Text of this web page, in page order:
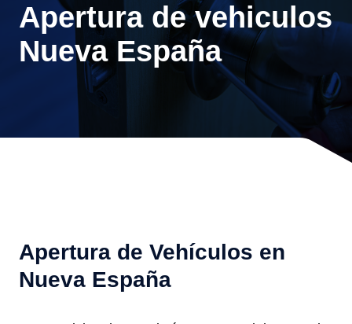
Apertura de vehiculos
Nueva España
Apertura de Vehículos en
Nueva España